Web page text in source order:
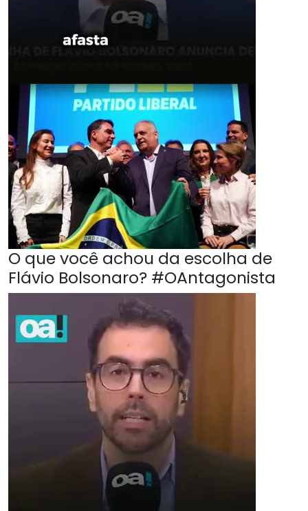
O que você achou da escolha de
Flávio Bolsonaro? #OAntagonista